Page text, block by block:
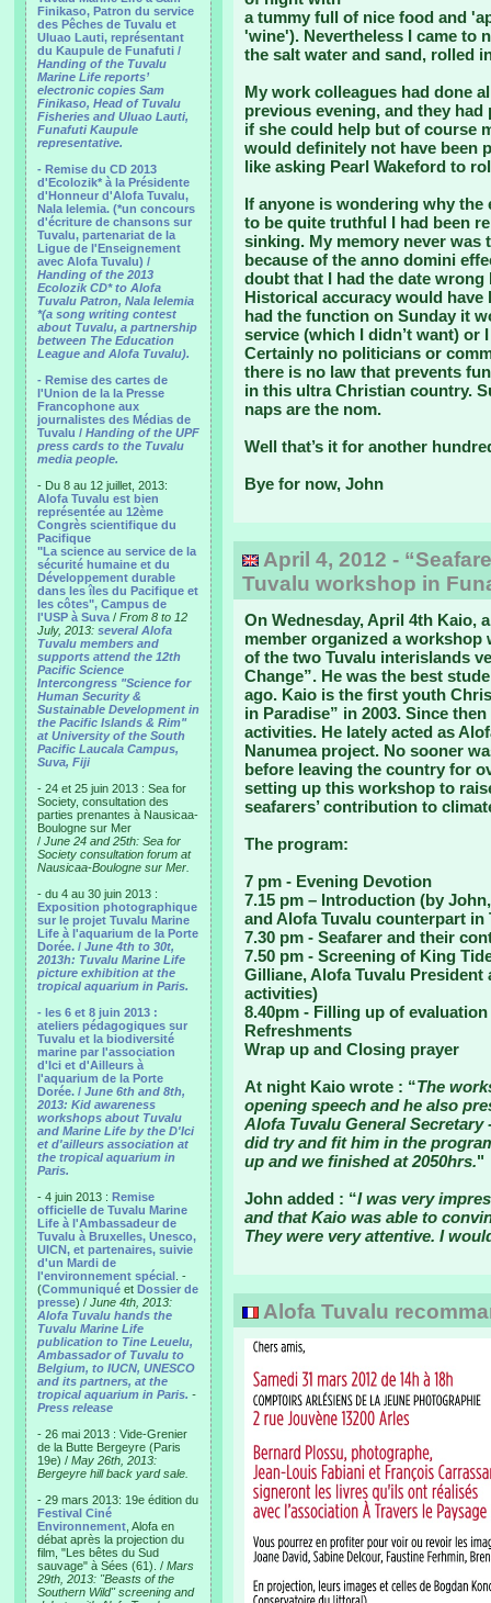
Finikaso, Patron du service
des Pêches de Tuvalu et
Uluao Lauti, représentant
du Kaupule de Funafuti /
Handing of the Tuvalu
Marine Life reports’
electronic copies Sam
Finikaso, Head of Tuvalu
Fisheries and Uluao Lauti,
Funafuti Kaupule
representative.
- Remise du CD 2013
d'Ecolozik* à la Présidente
d'Honneur d'Alofa Tuvalu,
Nala Ielemia. (*un concours
d'écriture de chansons sur
Tuvalu, partenariat de la
Ligue de l'Enseignement
avec Alofa Tuvalu) /
Handing of the 2013
Ecolozik CD* to Alofa
Tuvalu Patron, Nala Ielemia
*(a song writing contest
about Tuvalu, a partnership
between The Education
League and Alofa Tuvalu).
- Remise des cartes de
l'Union de la la Presse
Francophone aux
journalistes des Médias de
Tuvalu / Handing of the UPF
press cards to the Tuvalu
media people.
- Du 8 au 12 juillet, 2013:
Alofa Tuvalu est bien
représentée au 12ème
Congrès scientifique du
Pacifique
"La science au service de la
sécurité humaine et du
Développement durable
dans les îles du Pacifique et
les côtes", Campus de
l'USP à Suva / From 8 to 12
July, 2013: several Alofa
Tuvalu members and
supports attend the 12th
Pacific Science
Intercongress "Science for
Human Security &
Sustainable Development in
the Pacific Islands & Rim"
at University of the South
Pacific Laucala Campus,
Suva, Fiji
- 24 et 25 juin 2013 : Sea for
Society, consultation des
parties prenantes à Nausicaa-
Boulogne sur Mer
/ June 24 and 25th: Sea for
Society consultation forum at
Nausicaa-Boulogne sur Mer.
- du 4 au 30 juin 2013 :
Exposition photographique
sur le projet Tuvalu Marine
Life à l'aquarium de la Porte
Dorée. / June 4th to 30t,
2013h: Tuvalu Marine Life
picture exhibition at the
tropical aquarium in Paris.
- les 6 et 8 juin 2013 :
ateliers pédagogiques sur
Tuvalu et la biodiversité
marine par l'association
d'Ici et d'Ailleurs à
l'aquarium de la Porte
Dorée. / June 6th and 8th,
2013: Kid awareness
workshops about Tuvalu
and Marine Life by the D'Ici
et d'ailleurs association at
the tropical aquarium in
Paris.
- 4 juin 2013 : Remise
officielle de Tuvalu Marine
Life à l'Ambassadeur de
Tuvalu à Bruxelles, Unesco,
UICN, et partenaires, suivie
d'un Mardi de
l'environnement spécial . -
(Communiqué et Dossier de
presse) / June 4th, 2013:
Alofa Tuvalu hands the
Tuvalu Marine Life
publication to Tine Leuelu,
Ambassador of Tuvalu to
Belgium, to IUCN, UNESCO
and its partners, at the
tropical aquarium in Paris. -
Press release
- 26 mai 2013 : Vide-Grenier
de la Butte Bergeyre (Paris
19e) / May 26th, 2013:
Bergeyre hill back yard sale.
- 29 mars 2013: 19e édition du
Festival Ciné
Environnement , Alofa en
débat après la projection du
film, "Les bêtes du Sud
sauvage" à Sées (61). / Mars
29th, 2013: "Beasts of the
Southern Wild" screening and
a tummy full of nice food and
'wine'). Nevertheless I came to
the salt water and sand, rolled
My work colleagues had done
previous evening, and they
if she could help but of course
would definitely not have been
like asking Pearl Wakeford to
If anyone is wondering why the
to be quite truthful I had been
sinking. My memory never was
because of the anno domini
doubt that I had the date wrong
Historical accuracy would have
had the function on Sunday it
service (which I didn’t want) or
Certainly no politicians or
there is no law that prevents
in this ultra Christian country.
naps are the nom.
Well that’s it for another
Bye for now, John
April 4, 2012 -
Tuvalu workshop in
On Wednesday, April 4th Kaio,
member organized a workshop
of the two Tuvalu interislands
Change”. He was the best
ago. Kaio is the first youth
in Paradise” in 2003. Since
activities. He lately acted as
Nanumea project. No sooner
before leaving the country for
setting up this workshop to
seafarers’ contribution to
The program:
7 pm - Evening Devotion
7.15 pm – Introduction (by
and Alofa Tuvalu counterpart in
7.30 pm - Seafarer and their
7.50 pm - Screening of King
Gilliane, Alofa Tuvalu President
activities)
8.40pm - Filling up of
Refreshments
Wrap up and Closing prayer
At night Kaio wrote : “The
opening speech and he also
Alofa Tuvalu General
did try and fit him in the
up and we finished at 2050hrs."
John added : “I was very
and that Kaio was able to
They were very attentive. I
Alofa Tuvalu